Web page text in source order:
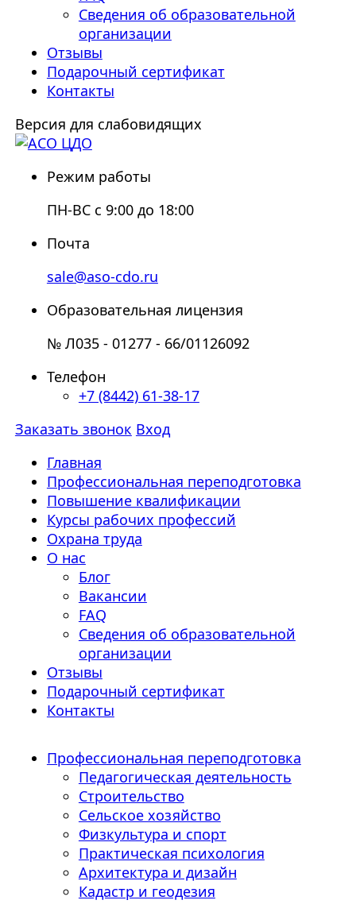
Сведения об образовательной
организации
Отзывы
Подарочный сертификат
Контакты
Версия для слабовидящих
Режим работы
ПН-ВС с 9:00 до 18:00
Почта
sale@aso-cdo.ru
Образовательная лицензия
№ Л035 - 01277 - 66/01126092
Телефон
+7 (8442) 61-38-17
Заказать звонок Вход
Главная
Профессиональная переподготовка
Повышение квалификации
Курсы рабочих профессий
Охрана труда
О нас
Блог
Вакансии
FAQ
Сведения об образовательной
организации
Отзывы
Подарочный сертификат
Контакты
Профессиональная переподготовка
Педагогическая деятельность
Строительство
Сельское хозяйство
Физкультура и спорт
Практическая психология
Архитектура и дизайн
Кадастр и геодезия